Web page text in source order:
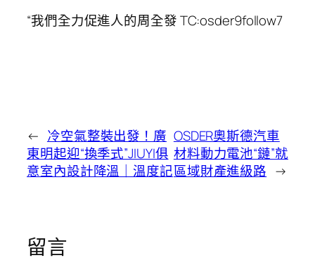
“我們全力促進人的周全發 TC:osder9follow7
← 冷空氣整裝出發！廣
東明起迎“換季式”JIUYI俱
意室內設計降溫｜溫度記
OSDER奧斯德汽車
材料動力電池“鏈”就
區域財產進級路 →
留言